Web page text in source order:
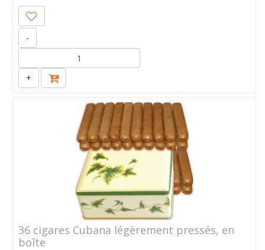
-
+
36 cigares Cubana légèrement pressés, en
boîte